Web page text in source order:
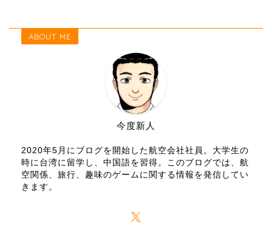
ABOUT ME
今度新人
2020年5月にブログを開始した航空会社社員。大学生の
時に台湾に留学し、中国語を習得。このブログでは、航
空関係、旅行、趣味のゲームに関する情報を発信してい
きます。